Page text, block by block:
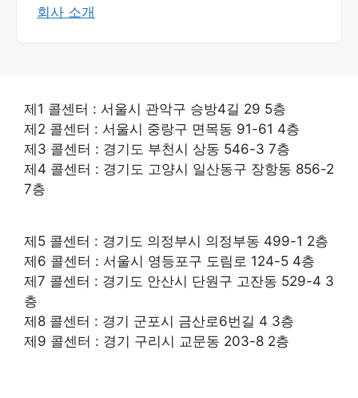
회사 소개
제1 콜센터 : 서울시 관악구 승방4길 29 5층
제2 콜센터 : 서울시 중랑구 면목동 91-61 4층
제3 콜센터 : 경기도 부천시 상동 546-3 7층
제4 콜센터 : 경기도 고양시 일산동구 장항동 856-2
7층
제5 콜센터 : 경기도 의정부시 의정부동 499-1 2층
제6 콜센터 : 서울시 영등포구 도림로 124-5 4층
제7 콜센터 : 경기도 안산시 단원구 고잔동 529-4 3
층
제8 콜센터 : 경기 군포시 금산로6번길 4 3층
제9 콜센터 : 경기 구리시 교문동 203-8 2층